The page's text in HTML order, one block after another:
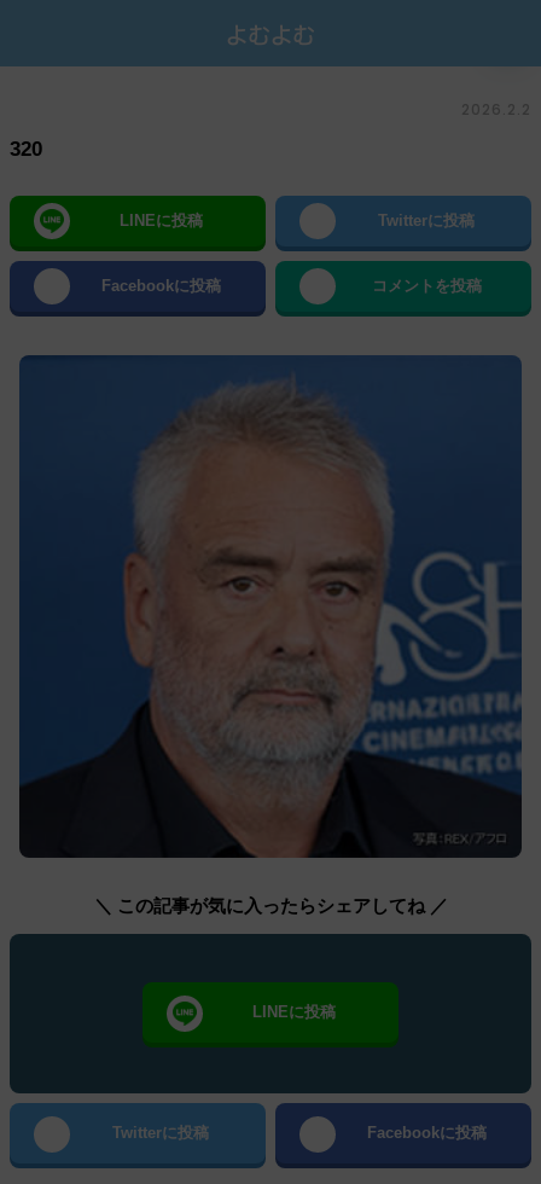
2026.2.2
320
LINEに投稿 Twitterに投稿
Facebookに投稿 コメントを投稿
＼ この記事が気に入ったらシェアしてね ／
LINEに投稿
Twitterに投稿 Facebookに投稿